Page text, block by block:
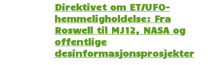
Direktivet om ET/UFO-
hemmeligholdelse: Fra
Roswell til MJ12, NASA og
offentlige
desinformasjonsprosjekter